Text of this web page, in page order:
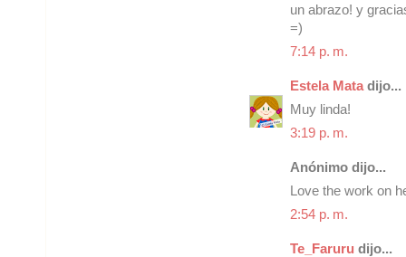
un abrazo! y
=)
7:14 p. m.
Estela Mata dijo...
Muy linda!
3:19 p. m.
Anónimo dijo...
Love the work on
2:54 p. m.
Te_Faruru dijo...